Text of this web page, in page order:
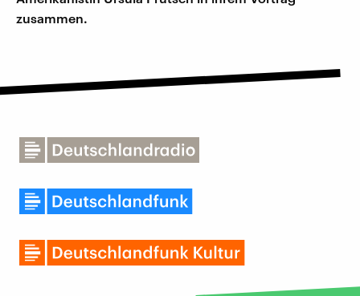
zusammen.